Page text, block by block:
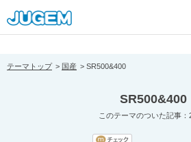
[pear_error: message="Success" code=0
prefix="" info=""]
テーマトップ 国産 SR500&400
SR500&400
このテーマのついた記事：